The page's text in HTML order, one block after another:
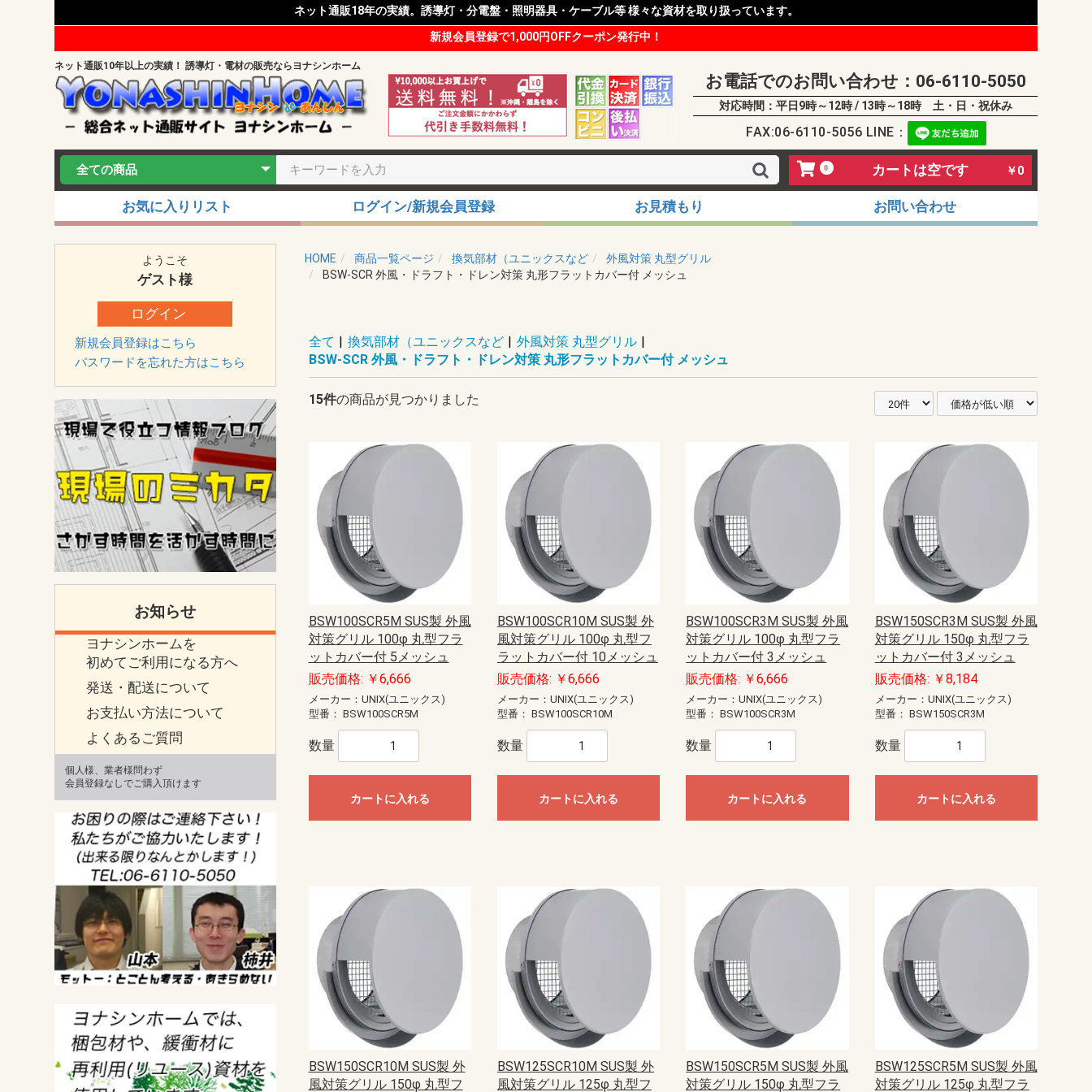
ネット通販18年の実績。誘導灯・分電盤・照明器具・ケーブル等 様々な資材を取り扱っています。
新規会員登録で1,000円OFFクーポン発行中！
ネット通販10年以上の実績！ 誘導灯・電材の販売ならヨナシンホーム
お電話でのお問い合わせ：06-6110-5050
対応時間：平日9時～12時 / 13時～18時 土・日・祝休み
FAX:06-6110-5056 LINE：
0 カートは空です ￥0
お気に入りリスト ログイン/新規会員登録 お見積もり お問い合わせ
ようこそ
ゲスト様
ログイン
新規会員登録はこちら
パスワードを忘れた方はこちら
お知らせ
ヨナシンホームを
初めてご利用になる方へ
発送・配送について
お支払い方法について
よくあるご質問
個人様、業者様問わず
会員登録なしでご購入頂けます
HOME 商品一覧ページ 換気部材（ユニックスなど
外風対策 丸型グリル
BSW-SCR 外風・ドラフト・ドレン対策 丸形フラットカバー付 メッシュ
全て | 換気部材（ユニックスなど | 外風対策 丸型グリル |
BSW-SCR 外風・ドラフト・ドレン対策 丸形フラットカバー付 メッシュ
15件の商品が見つかりました
BSW100SCR5M SUS製 外風
対策グリル 100φ 丸型フラ
ットカバー付 5メッシュ
販売価格: ￥6,666
メーカー：UNIX(ユニックス)
型番： BSW100SCR5M
数量
カートに入れる
BSW100SCR10M SUS製 外
風対策グリル 100φ 丸型フ
ラットカバー付 10メッシュ
販売価格: ￥6,666
メーカー：UNIX(ユニックス)
型番： BSW100SCR10M
数量
カートに入れる
BSW100SCR3M SUS製 外風
対策グリル 100φ 丸型フラ
ットカバー付 3メッシュ
販売価格: ￥6,666
メーカー：UNIX(ユニックス)
型番：BSW100SCR3M
数量
カートに入れる
BSW150SCR3M SUS製 外風
対策グリル 150φ 丸型フラ
ットカバー付 3メッシュ
販売価格: ￥8,184
メーカー：UNIX(ユニックス)
型番： BSW150SCR3M
数量
カートに入れる
BSW150SCR10M SUS製 外
風対策グリル 150φ 丸型フ
BSW125SCR10M SUS製 外
風対策グリル 125φ 丸型フ
BSW150SCR5M SUS製 外風
対策グリル 150φ 丸型フラ
BSW125SCR5M SUS製 外風
対策グリル 125φ 丸型フラ